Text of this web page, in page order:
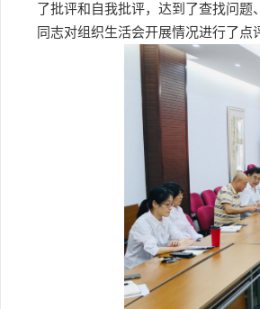
了批评和自我批评，达到了查找问
同志对组织生活会开展情况进行了